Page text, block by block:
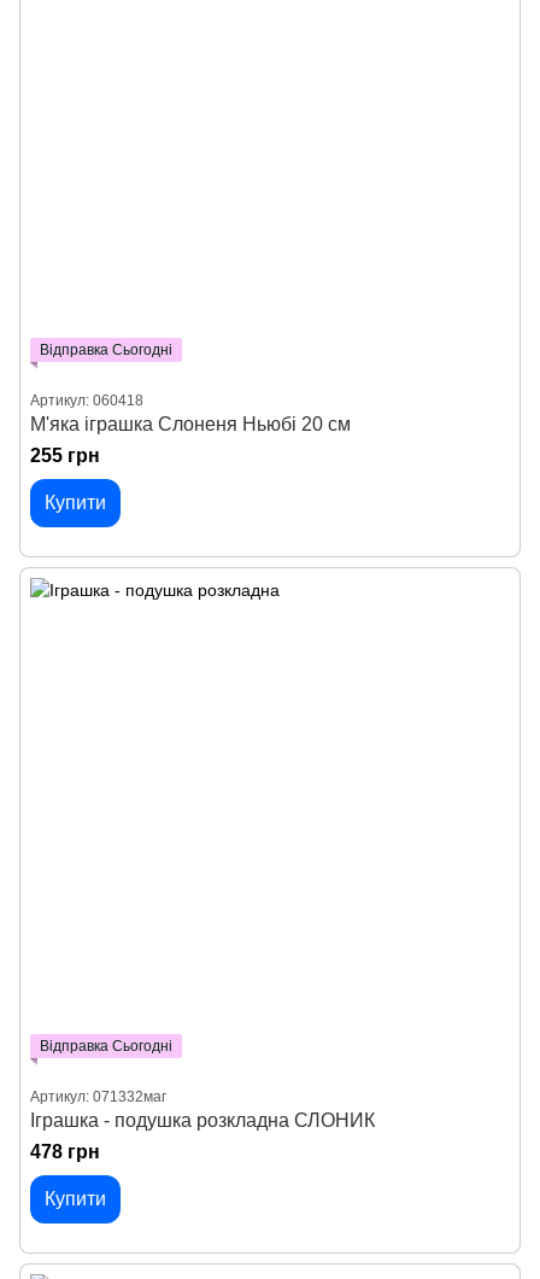
Відправка Сьогодні
Артикул: 060418
М'яка іграшка Слоненя Ньюбі 20 см
255 грн
Купити
Відправка Сьогодні
Артикул: 071332маг
Іграшка - подушка розкладна СЛОНИК
478 грн
Купити